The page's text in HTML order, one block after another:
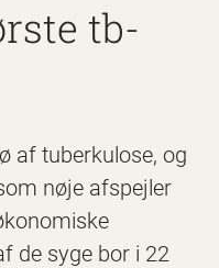
tb-
af tuberkulose, og
nøje afspejler
de syge bor i 22